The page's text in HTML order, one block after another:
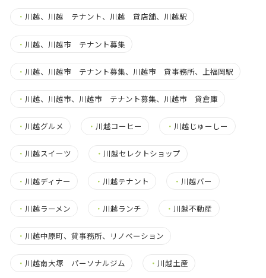
・ 川越、川越 テナント、川越 貸店舗、川越駅
・ 川越、川越市 テナント募集
・ 川越、川越市 テナント募集、川越市 貸事務所、上福岡駅
・ 川越、川越市、川越市 テナント募集、川越市 貸倉庫
・ 川越グルメ ・ 川越コーヒー ・ 川越じゅーしー
・ 川越スイーツ ・ 川越セレクトショップ
・ 川越ディナー ・ 川越テナント ・ 川越バー
・ 川越ラーメン ・ 川越ランチ ・ 川越不動産
・ 川越中原町、貸事務所、リノベーション
・ 川越南大塚 パーソナルジム ・ 川越土産